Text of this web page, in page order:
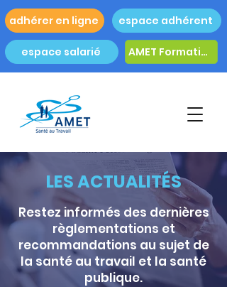
adhérer en ligne espace adhérent
espace salarié AMET Formation
LES ACTUALITÉS
Restez informés des dernières
règlementations et
recommandations au sujet de
la santé au travail et la santé
publique.